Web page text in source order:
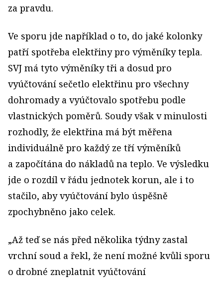
za pravdu.
Ve sporu jde například o to, do jaké kolonky
patří spotřeba elektřiny pro výměníky tepla.
SVJ má tyto výměníky tři a dosud pro
vyúčtování sečetlo elektřinu pro všechny
dohromady a vyúčtovalo spotřebu podle
vlastnických poměrů. Soudy však v minulosti
rozhodly, že elektřina má být měřena
individuálně pro každý ze tří výměníků
a započítána do nákladů na teplo. Ve výsledku
jde o rozdíl v řádu jednotek korun, ale i to
stačilo, aby vyúčtování bylo úspěšně
zpochybněno jako celek.
„Až teď se nás před několika týdny zastal
vrchní soud a řekl, že není možné kvůli sporu
o drobné zneplatnit vyúčtování